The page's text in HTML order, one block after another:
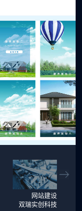
网站建设
双瑞实创科技